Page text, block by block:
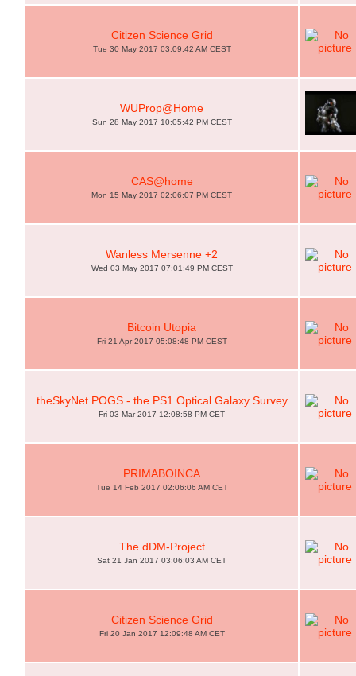
Citizen Science Grid
Tue 30 May 2017 03:09:42 AM CEST
WUProp@Home
Sun 28 May 2017 10:05:42 PM CEST
CAS@home
Mon 15 May 2017 02:06:07 PM CEST
Wanless Mersenne +2
Wed 03 May 2017 07:01:49 PM CEST
Bitcoin Utopia
Fri 21 Apr 2017 05:08:48 PM CEST
theSkyNet POGS - the PS1 Optical Galaxy Survey
Fri 03 Mar 2017 12:08:58 PM CET
PRIMABOINCA
Tue 14 Feb 2017 02:06:06 AM CET
The dDM-Project
Sat 21 Jan 2017 03:06:03 AM CET
Citizen Science Grid
Fri 20 Jan 2017 12:09:48 AM CET